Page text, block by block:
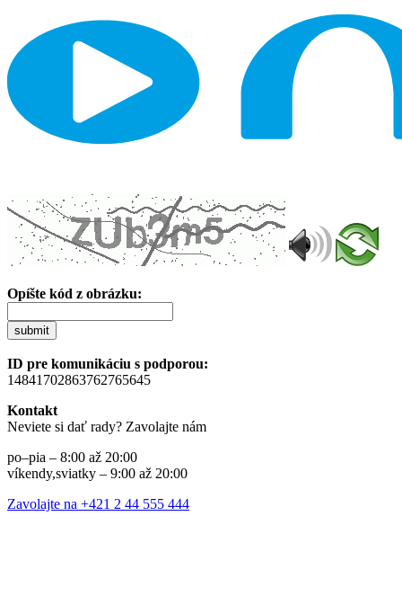
Opíšte kód z obrázku:
submit
ID pre komunikáciu s podporou:
14841702863762765645
Kontakt
Neviete si dať rady? Zavolajte nám
po–pia – 8:00 až 20:00
víkendy,sviatky – 9:00 až 20:00
Zavolajte na +421 2 44 555 444